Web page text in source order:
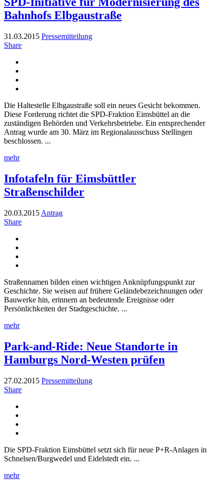
Bahnhofs Elbgaustraße
31.03.2015 Pressemitteilung
Share
Die Haltestelle Elbgaustraße soll ein neues Gesicht bekommen.
Diese Forderung richtet die SPD-Fraktion Eimsbüttel an die
zuständigen Behörden und Verkehrsbetriebe. Ein entsprechender
Antrag wurde am 30. März im Regionalausschuss Stellingen
beschlossen. ...
mehr
Infotafeln für Eimsbüttler
Straßenschilder
20.03.2015 Antrag
Share
Straßennamen bilden einen wichtigen Anknüpfungspunkt zur
Geschichte. Sie weisen auf frühere Geländebezeichnungen oder
Bauwerke hin, erinnern an bedeutende Ereignisse oder
Persönlichkeiten der Stadtgeschichte. ...
mehr
Park-and-Ride: Neue Standorte in
Hamburgs Nord-Westen prüfen
27.02.2015 Pressemitteilung
Share
Die SPD-Fraktion Eimsbüttel setzt sich für neue P+R-Anlagen in
Schnelsen/Burgwedel und Eidelstedt ein. ...
mehr